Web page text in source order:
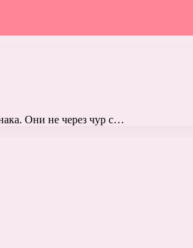
Они не через чур с…